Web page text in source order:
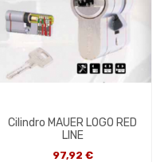
Cilindro MAUER LOGO RED
LINE
97,92 €